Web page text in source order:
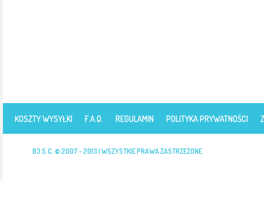
KOSZTY WYSYŁKI F.A.Q. REGULAMIN POLITYKA PRYWATNOŚCI
B3 S.C. © 2007 - 2013 | WSZYSTKIE PRAWA ZASTRZEŻONE